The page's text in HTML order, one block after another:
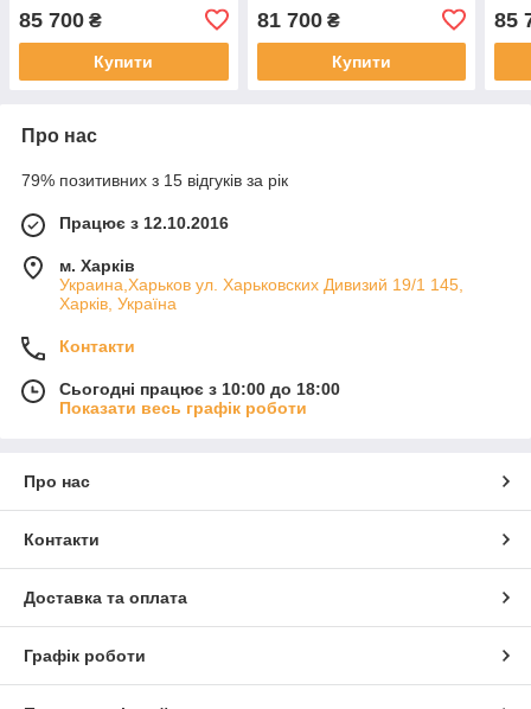
85 700 ₴
Купити
81 700₴
Купити
85
Про нас
79% позитивних з 15 відгуків за рік
Працює з 12.10.2016
м. Харків
Украина,Харьков ул. Харьковских Дивизий 19/1 145,
Харків, Україна
Контакти
Сьогодні працює з 10:00 до 18:00
Показати весь графік роботи
Про нас
Контакти
Доставка та оплата
Графік роботи